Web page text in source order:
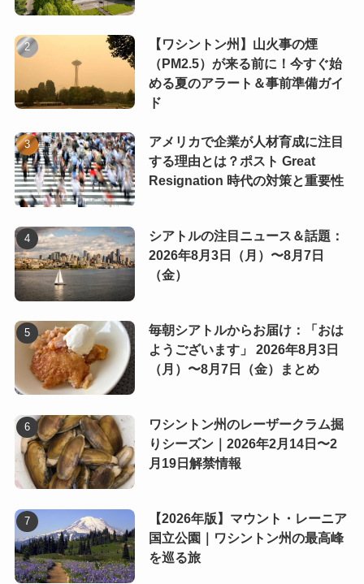
【ワシントン州】山火事の煙
（PM2.5）が来る前に！今すぐ始
める夏のアラート＆事前準備ガイ
ド
アメリカで企業が人材育成に注目
する理由とは？ポスト Great
Resignation 時代の対策と重要性
シアトルの注目ニュース＆話題：
2026年8月3日（月）〜8月7日
（金）
毎朝シアトルからお届け：「おは
ようございます」 2026年8月3日
（月）〜8月7日（金）まとめ
ワシントン州のレーザークラム掘
りシーズン｜2026年2月14日〜2
月19日解禁情報
【2026年版】マウント・レーニア
国立公園｜ワシントン州の最高峰
を巡る旅